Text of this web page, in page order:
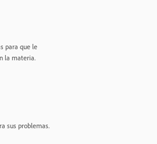
para que le
la materia.
sus problemas.